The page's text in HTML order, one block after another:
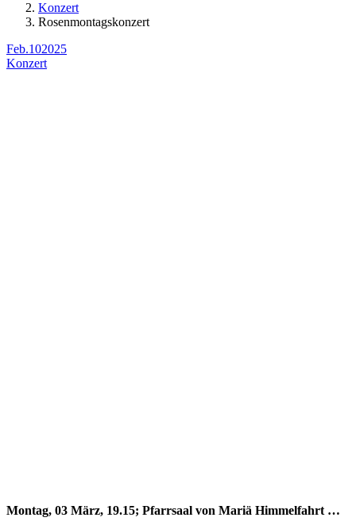
Konzert
Rosenmontagskonzert
Feb.102025
Konzert
Montag, 03 März, 19.15; Pfarrsaal von Mariä Himmelfahrt …